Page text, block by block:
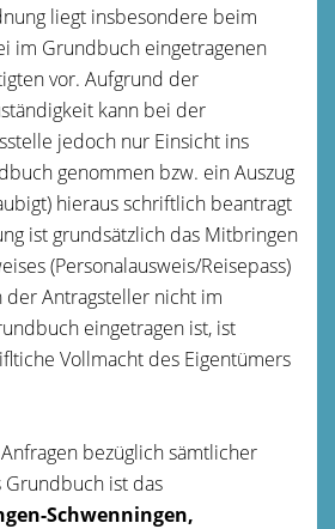
liegt insbesondere beim
im Grundbuch eingetragenen
vor. Aufgrund der
kann bei der
jedoch nur Einsicht ins
genommen bzw. ein Auszug
hieraus schriftlich beantragt
ist grundsätzlich das Mitbringen
(Personalausweis/Reisepass)
Antragsteller nicht im
eingetragen ist, ist
Vollmacht des Eigentümers
bezüglich sämtlicher
Grundbuch ist das
Schwenningen,